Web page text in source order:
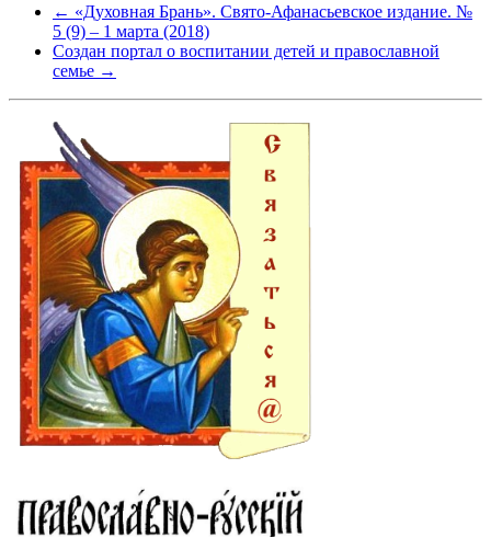
← «Духовная Брань». Свято-Афанасьевское издание. №
5 (9) – 1 марта (2018)
Создан портал о воспитании детей и православной
семье →